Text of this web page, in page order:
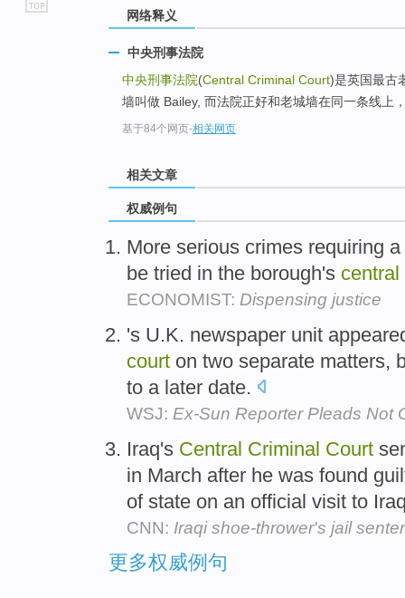
网络释义
中央刑事法院
中央刑事法院(Central Criminal Court)是英国最古
墙叫做 Bailey, 而法院正好和老城墙在同一条线上
基于84个网页-相关网页
相关文章
权威例句
More serious crimes requiring
be tried in the borough's central
ECONOMIST: Dispensing justice
's U.K. newspaper unit
court on two separate matters,
to a later date.
WSJ: Ex-Sun Reporter Pleads Not
Iraq's Central Criminal Court
in March after he was found
of state on an official visit to
CNN: Iraqi shoe-thrower's jail
更多权威例句